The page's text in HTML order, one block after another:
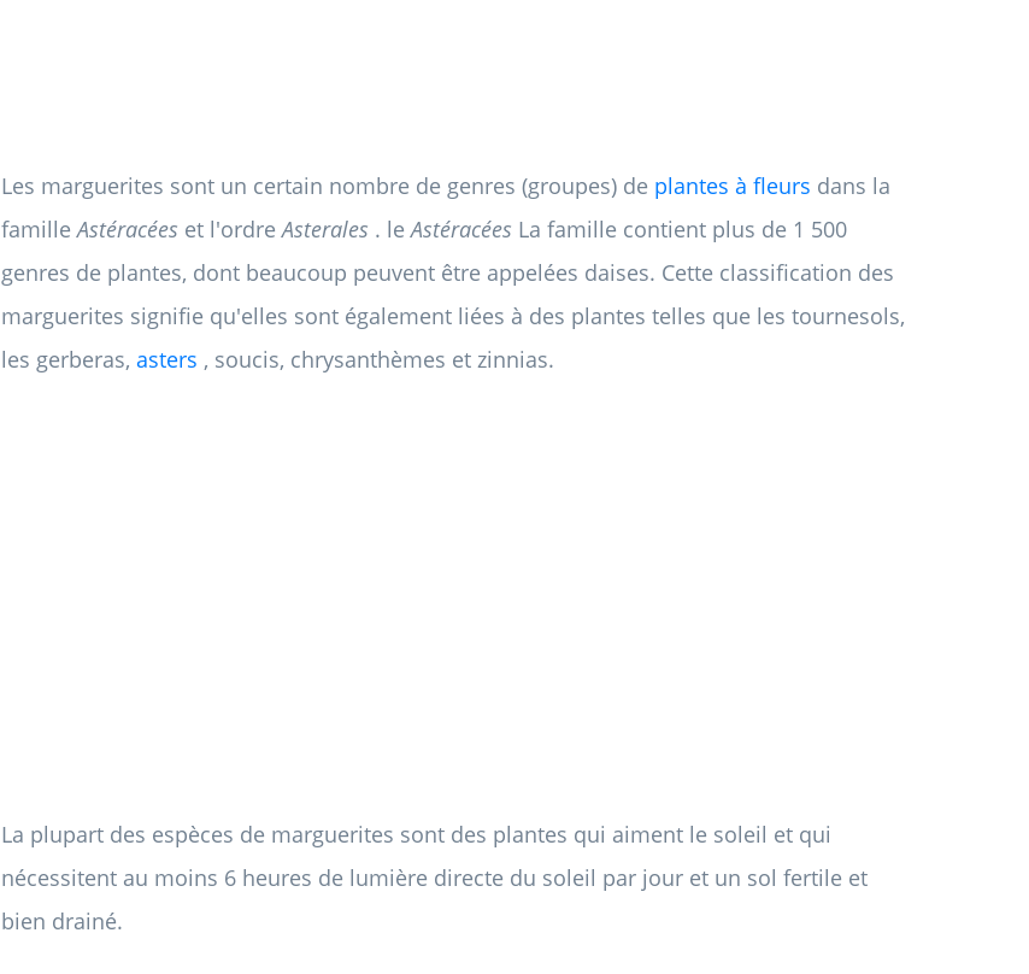
Les marguerites sont un certain nombre de genres (groupes) de plantes à fleurs dans la
familleAstéracées et l'ordreAsterales . leAstéracées La famille contient plus de 1 500
genres de plantes, dont beaucoup peuvent être appelées daises. Cette classification des
marguerites signifie qu'elles sont également liées à des plantes telles que les tournesols,
les gerberas, asters , soucis, chrysanthèmes et zinnias.
La plupart des espèces de marguerites sont des plantes qui aiment le soleil et qui
nécessitent au moins 6 heures de lumière directe du soleil par jour et un sol fertile et
bien drainé.